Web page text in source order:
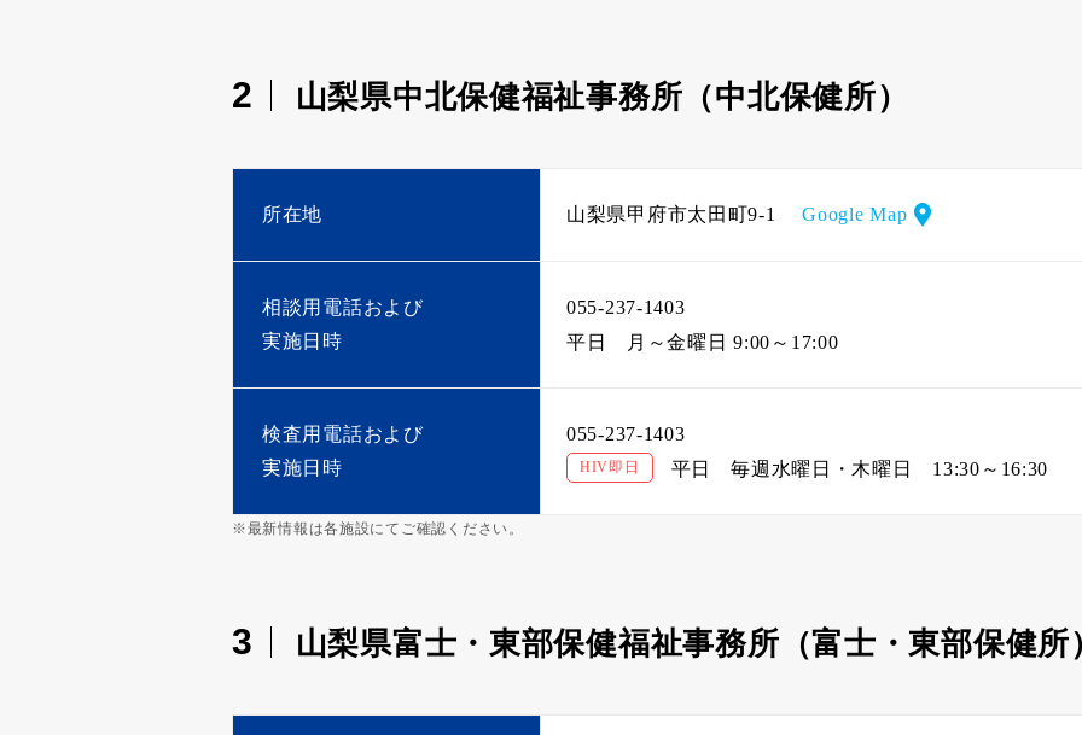
2 山梨県中北保健福祉事務所（中北保健所）
所在地 山梨県甲府市太田町9-1Google Map
相談用電話および
実施日時
055-237-1403
平日
月～金曜日 9:00～17:00
検査用電話および
実施日時
055-237-1403
HIV即日 平日 毎週水曜日・木曜日 13:30～16:30
※最新情報は各施設にてご確認ください。
3 山梨県富士・東部保健福祉事務所（富士・東部保健所